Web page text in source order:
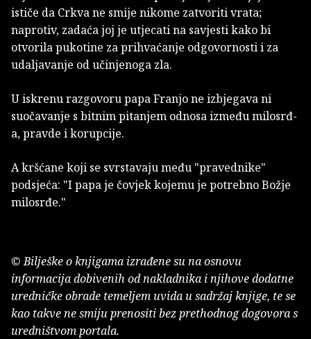
ističe da Crkva ne smije nikome zatvoriti vrata;
naprotiv, zadaća joj je utjecati na savjesti kako bi
otvorila pukotine za prihvaćanje odgovornosti i za
udaljavanje od učinjenoga zla.
U iskrenu razgovoru papa Franjo ne izbjegava ni
suočavanje s bitnim pitanjem odnosa između milosrđ­
a, pravde i korupcije.
A kršćane koji se svrstavaju me­đu "pravednike"
podsjeća: "I papa je čovjek kojemu je potrebno Božje
milosrđ­e."
© Bilješke o knjigama izrađene su na osnovu
informacija dobivenih od nakladnika i njihove dodatne
uredničke obrade temeljem uvida u sadržaj knjige, te se
kao takve ne smiju prenositi bez prethodnog dogovora s
uredništvom portala.